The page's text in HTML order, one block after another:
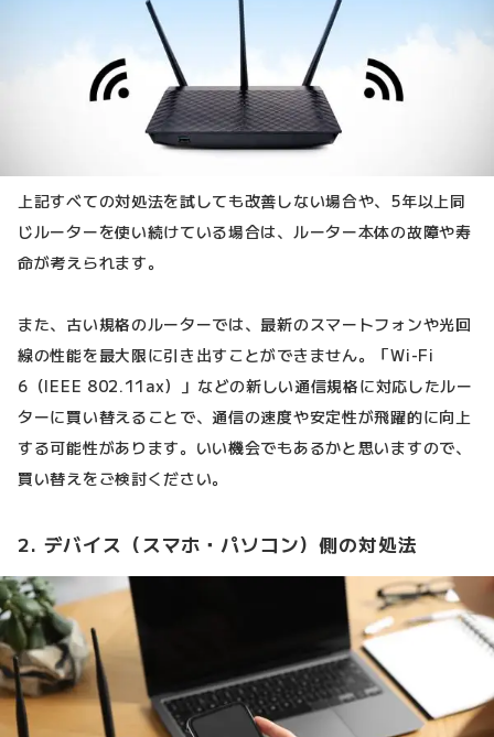
上記すべての対処法を試しても改善しない場合や、5年以上同
じルーターを使い続けている場合は、ルーター本体の故障や寿
命が考えられます。
また、古い規格のルーターでは、最新のスマートフォンや光回
線の性能を最大限に引き出すことができません。「Wi-Fi
6（IEEE 802.11ax）」などの新しい通信規格に対応したルー
ターに買い替えることで、通信の速度や安定性が飛躍的に向上
する可能性があります。いい機会でもあるかと思いますので、
買い替えをご検討ください。
2. デバイス（スマホ・パソコン）側の対処法